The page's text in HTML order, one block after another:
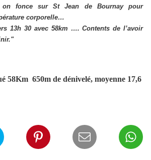
on fonce sur St Jean de Bournay pour
corporelle…
13h 30 avec 58km …. Contents de l’avoir
58Km 650m de dénivelé, moyenne 17,6